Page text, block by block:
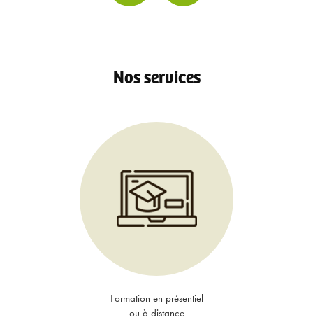
Nos services
Formation en présentiel
ou à distance